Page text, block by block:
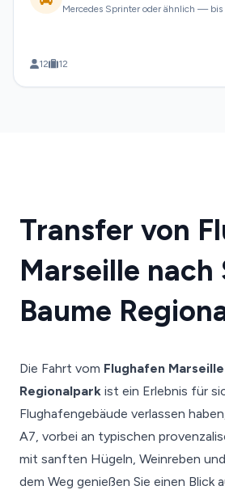
Mercedes Sprinter oder ähnlich — bis
12 12
Transfer von
Marseille nach
Baume
Die Fahrt vom Flughafen Marseille
Regionalpark ist ein Erlebnis für
Flughafengebäude verlassen
A7, vorbei an typischen
mit sanften Hügeln, Weinreben
dem Weg genießen Sie einen Blick